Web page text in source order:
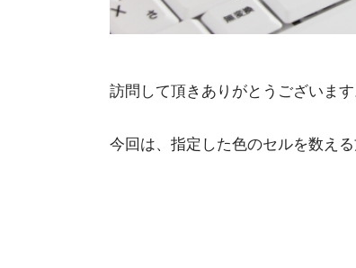
訪問して頂きありがとうございます
今回は、指定した色のセルを数える